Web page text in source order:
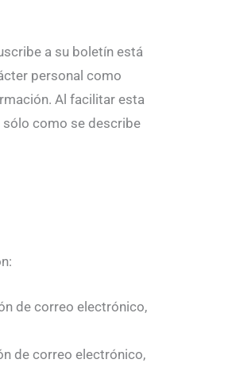
a su boletín está
personal como
Al facilitar esta
como se describe
de correo electrónico,
de correo electrónico,